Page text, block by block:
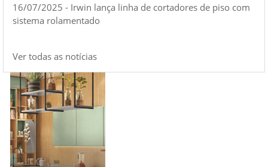
16/07/2025 - Irwin lança linha de cortadores de piso com
sistema rolamentado
Ver todas as notícias